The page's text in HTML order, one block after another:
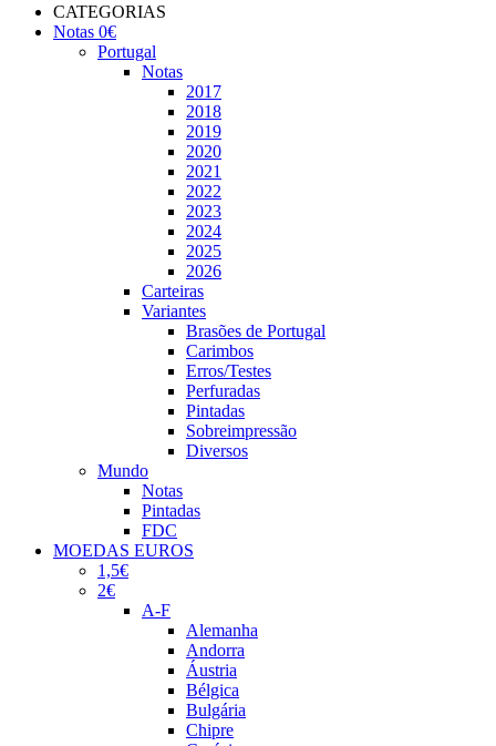
CATEGORIAS
Notas 0€
Portugal
Notas
2017
2018
2019
2020
2021
2022
2023
2024
2025
2026
Carteiras
Variantes
Brasões de Portugal
Carimbos
Erros/Testes
Perfuradas
Pintadas
Sobreimpressão
Diversos
Mundo
Notas
Pintadas
FDC
MOEDAS EUROS
1,5€
2€
A-F
Alemanha
Andorra
Áustria
Bélgica
Bulgária
Chipre